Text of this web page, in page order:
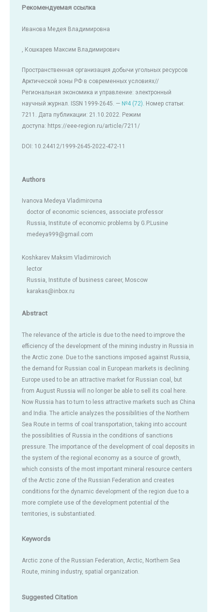
Рекомендуемая ссылка
Иванова Медея Владимировна
, Кошкарев Максим Владимирович
Пространственная организация добычи угольных ресурсов
Арктической зоны РФ в современных условиях//
Региональная экономика и управление: электронный
научный журнал. ISSN 1999-2645. — №4 (72). Номер статьи:
7211. Дата публикации: 21.10.2022. Режим
доступа: https://eee-region.ru/article/7211/
DOI: 10.24412/1999-2645-2022-472-11
Authors
Ivanova Medeya Vladimirovna
doctor of economic sciences, associate professor
Russia, Institute of economic problems by G.P.Lusine
medeya999@gmail.com
Koshkarev Maksim Vladimirovich
lector
Russia, Institute of business career, Moscow
karakas@inbox.ru
Abstract
The relevance of the article is due to the need to improve the
efficiency of the development of the mining industry in Russia in
the Arctic zone. Due to the sanctions imposed against Russia,
the demand for Russian coal in European markets is declining.
Europe used to be an attractive market for Russian coal, but
from August Russia will no longer be able to sell its coal here.
Now Russia has to turn to less attractive markets such as China
and India. The article analyzes the possibilities of the Northern
Sea Route in terms of coal transportation, taking into account
the possibilities of Russia in the conditions of sanctions
pressure. The importance of the development of coal deposits in
the system of the regional economy as a source of growth,
which consists of the most important mineral resource centers
of the Arctic zone of the Russian Federation and creates
conditions for the dynamic development of the region due to a
more complete use of the development potential of the
territories, is substantiated.
Keywords
Arctic zone of the Russian Federation, Arctic, Northern Sea
Route, mining industry, spatial organization.
Suggested Citation